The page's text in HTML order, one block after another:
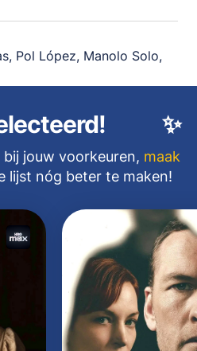
Pol López, Manolo Solo,
✨
jouw voorkeuren, maak
lijst nóg beter te maken!